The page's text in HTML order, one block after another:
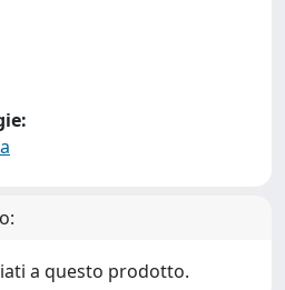
a questo prodotto.